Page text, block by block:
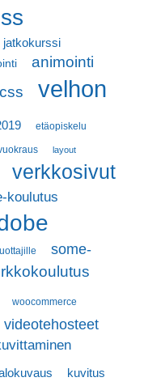
jatkokurssi
animointi
css
velhon
etäopiskelu
layout
verkkosivut
koulutus
some-
woocommerce
videotehosteet
kuvitus